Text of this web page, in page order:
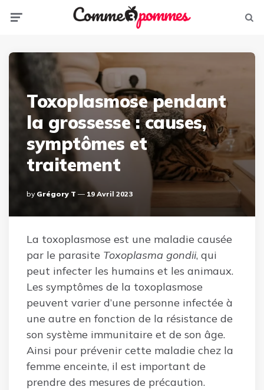
Toxoplasmose pendant
la grossesse : causes,
symptômes et
traitement
Posted
By
By Grégory T 19 Avril 2023
La toxoplasmose est une maladie causée
par le parasite Toxoplasma gondii, qui
peut infecter les humains et les animaux.
Les symptômes de la toxoplasmose
peuvent varier d’une personne infectée à
une autre en fonction de la résistance de
son système immunitaire et de son âge.
Ainsi pour prévenir cette maladie chez la
femme enceinte, il est important de
prendre des mesures de précaution.